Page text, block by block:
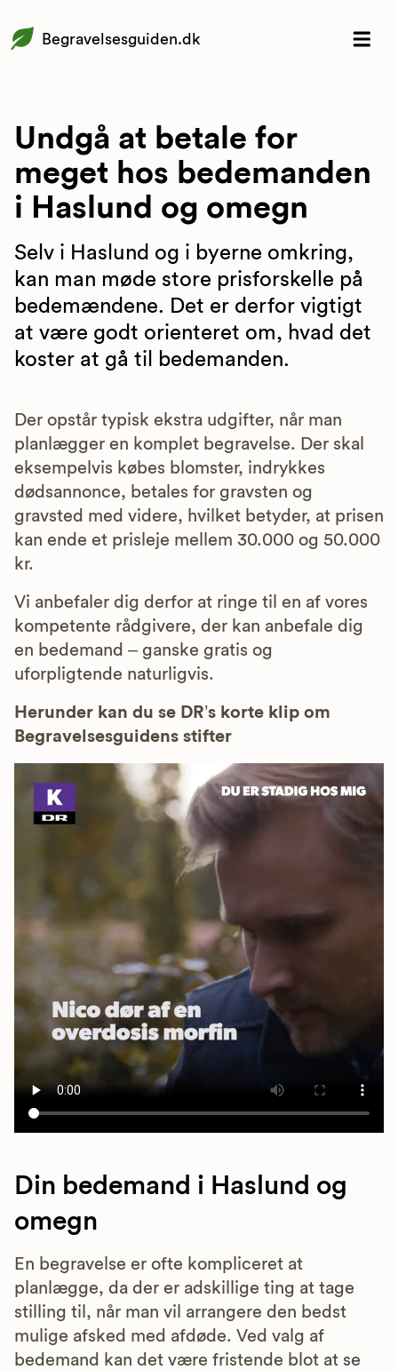
Begravelsesguiden.dk
Undgå at betale for
meget hos bedemanden
i Haslund og omegn
Selv i Haslund og i byerne omkring,
kan man møde store prisforskelle på
bedemændene. Det er derfor vigtigt
at være godt orienteret om, hvad det
koster at gå til bedemanden.
Der opstår typisk ekstra udgifter, når man
planlægger en komplet begravelse. Der skal
eksempelvis købes blomster, indrykkes
dødsannonce, betales for gravsten og
gravsted med videre, hvilket betyder, at prisen
kan ende et prisleje mellem 30.000 og 50.000
kr.
Vi anbefaler dig derfor at ringe til en af vores
kompetente rådgivere, der kan anbefale dig
en bedemand – ganske gratis og
uforpligtende naturligvis.
Herunder kan du se DR’s korte klip om
Begravelsesguidens stifter
Din bedemand i Haslund og
omegn
En begravelse er ofte kompliceret at
planlægge, da der er adskillige ting at tage
stilling til, når man vil arrangere den bedst
mulige afsked med afdøde. Ved valg af
bedemand kan det være fristende blot at se